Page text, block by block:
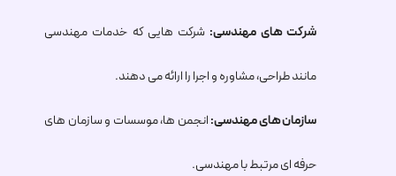
شرکت های مهندسی: شرکت هایی که خدمات مهندسی
مانند طراحی، مشاوره و اجرا را ارائه می دهند.
سازمان های مهندسی:انجمن ها، موسسات و سازمان های
حرفه ای مرتبط با مهندسی.